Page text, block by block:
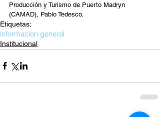
Producción y Turismo de Puerto Madryn
(CAMAD), Pablo Tedesco.
Etiquetas:
informacion general
Institucional